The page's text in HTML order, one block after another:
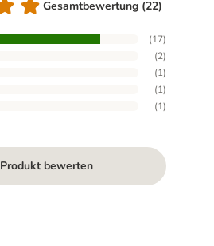
Gesamtbewertung (22)
(17)
(2)
(1)
(1)
(1)
Produkt bewerten